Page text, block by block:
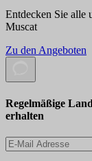
Entdecken Sie alle
Muscat
Zu den Angeboten
Regelmäßige
erhalten